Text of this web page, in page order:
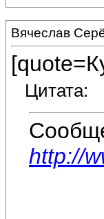
Вячеслав
Цитата:
http://